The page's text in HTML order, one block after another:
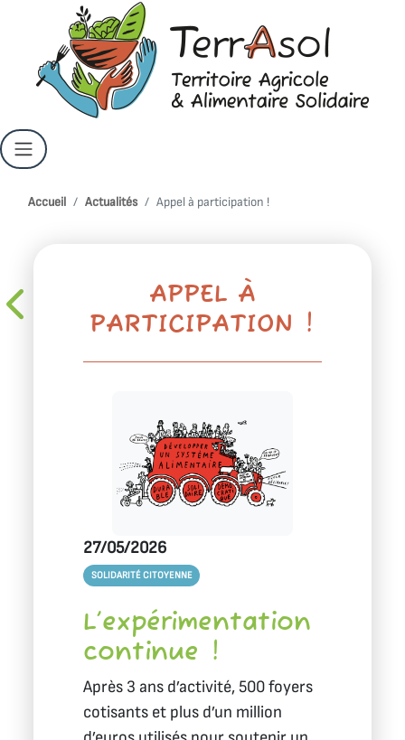
Accueil Actualités Appel à participation !
APPEL À
PARTICIPATION !
27/05/2026
SOLIDARITÉ CITOYENNE
L’expérimentation
continue !
Après 3 ans d’activité, 500 foyers
cotisants et plus d’un million